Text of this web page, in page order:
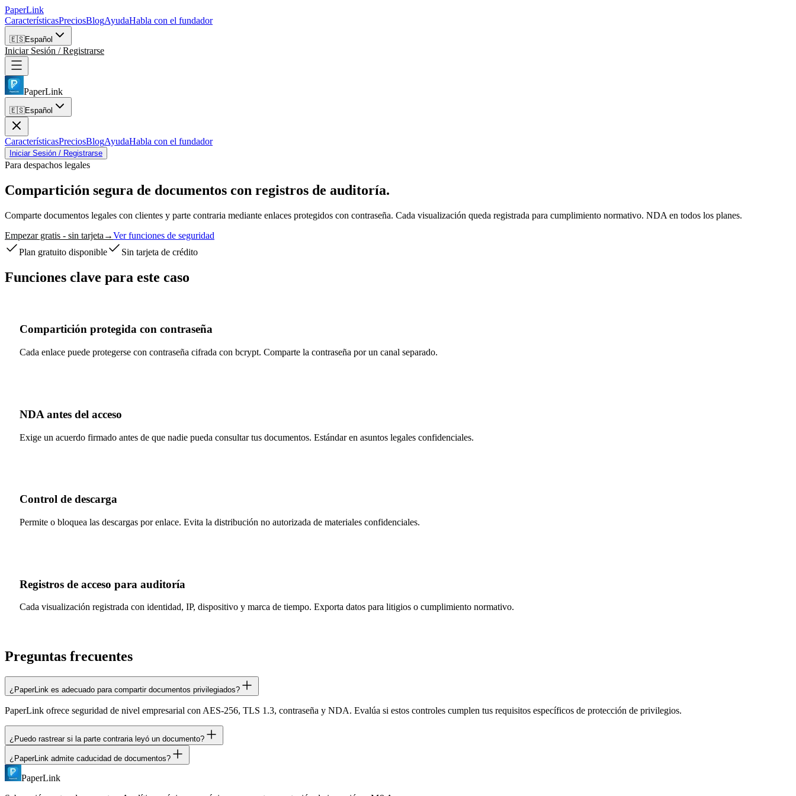
PaperLink
CaracterísticasPreciosBlogAyudaHabla con el fundador
🇪🇸Español
Iniciar Sesión / Registrarse
PaperLink
🇪🇸Español
CaracterísticasPreciosBlogAyudaHabla con el fundador
Iniciar Sesión / Registrarse
Para despachos legales
Compartición segura de documentos con registros de auditoría.
Comparte documentos legales con clientes y parte contraria mediante enlaces protegidos con contraseña. Cada visualización queda registrada para cumplimiento normativo. NDA en todos los planes.
Empezar gratis - sin tarjeta →Ver funciones de seguridad
Plan gratuito disponible
Sin tarjeta de crédito
Funciones clave para este caso
Compartición protegida con contraseña
Cada enlace puede protegerse con contraseña cifrada con bcrypt. Comparte la contraseña por un canal separado.
NDA antes del acceso
Exige un acuerdo firmado antes de que nadie pueda consultar tus documentos. Estándar en asuntos legales confidenciales.
Control de descarga
Permite o bloquea las descargas por enlace. Evita la distribución no autorizada de materiales confidenciales.
Registros de acceso para auditoría
Cada visualización registrada con identidad, IP, dispositivo y marca de tiempo. Exporta datos para litigios o cumplimiento normativo.
Preguntas frecuentes
¿PaperLink es adecuado para compartir documentos privilegiados?
PaperLink ofrece seguridad de nivel empresarial con AES-256, TLS 1.3, contraseña y NDA. Evalúa si estos controles cumplen tus requisitos específicos de protección de privilegios.
¿Puedo rastrear si la parte contraria leyó un documento?
Sí. Si compartes un documento con verificación de email activada, puedes ver exactamente quién lo abrió, qué páginas leyó y cuánto tiempo pasó.
¿PaperLink admite caducidad de documentos?
Sí. Establece una fecha de caducidad en cualquier enlace. Después de esa fecha, el enlace deja de funcionar automáticamente. También puedes desactivar enlaces manualmente en cualquier momento.
PaperLink